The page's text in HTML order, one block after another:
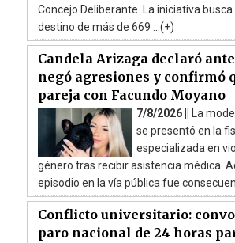
Concejo Deliberante. La iniciativa busca
destino de más de 669 ...(+)
Candela Arizaga declaró
negó agresiones y confirmó
pareja con Facundo Moyano
7/8/2026 ||
La
se presentó en la
especializada en
género tras recibir asistencia médica.
episodio en la vía pública fue
Conflicto universitario:
paro nacional de 24 horas